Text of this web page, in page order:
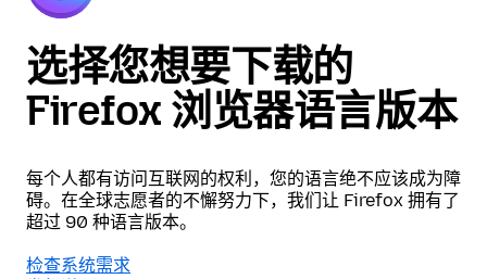
选择您想要下载的
Firefox 浏览器语言版本
每个人都有访问互联网的权利，您的语言绝不应该成为障
碍。在全球志愿者的不懈努力下，我们让 Firefox 拥有了
超过 90 种语言版本。
检查系统需求